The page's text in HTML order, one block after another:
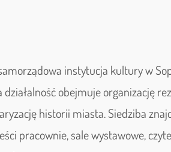
instytucja kultury w
działalność obejmuje organizację
historii miasta. Siedziba
pracownie, sale wystawowe,